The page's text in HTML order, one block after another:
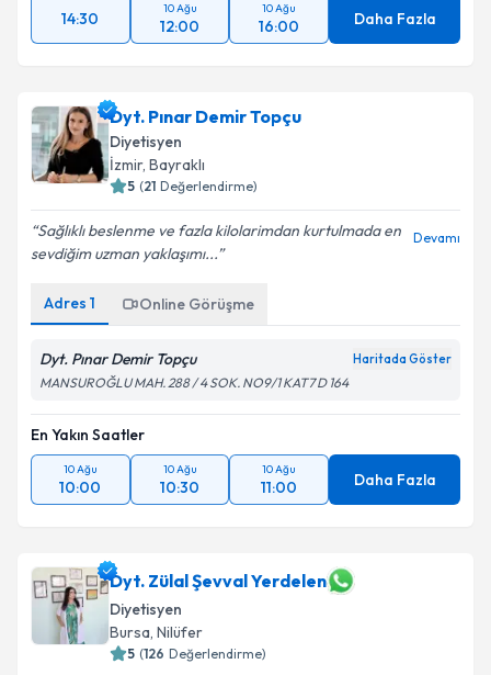
14:30
10 Ağu
12:00
10 Ağu
16:00 Daha Fazla
Dyt. Pınar Demir Topçu
Diyetisyen
İzmir, Bayraklı
5 (21 Değerlendirme)
Sağlıklı beslenme ve fazla kilolarimdan kurtulmada en
sevdiğim uzman yaklaşımı...
Devamı
Adres 1 Online Görüşme
Dyt. Pınar Demir Topçu Haritada Göster
MANSUROĞLU MAH. 288 / 4 SOK. NO9/1 KAT7 D 164
En Yakın Saatler
10 Ağu
10:00
10 Ağu
10:30
10 Ağu
11:00 Daha Fazla
Dyt. Zülal Şevval Yerdelen
Diyetisyen
Bursa, Nilüfer
5 (126 Değerlendirme)